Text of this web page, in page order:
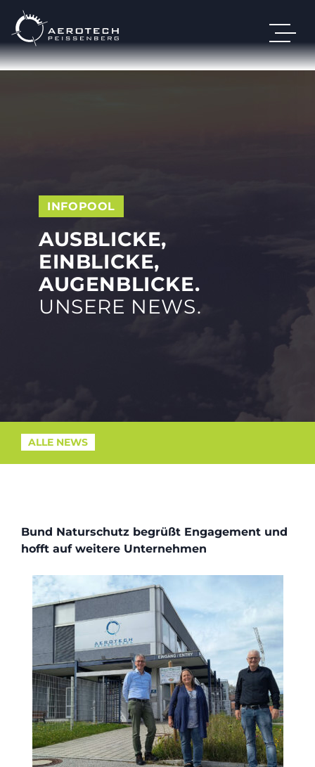
DE EN
INFOPOOL
AUSBLICKE,
EINBLICKE,
AUGENBLICKE.
UNSERE NEWS.
ALLE NEWS
Bund Naturschutz begrüßt Engagement und
hofft auf weitere Unternehmen